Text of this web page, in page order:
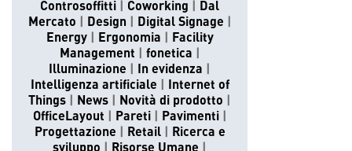
Controsoffitti
Coworking
Dal
Mercato
Design
Digital Signage
Energy
Ergonomia
Facility
Management
fonetica
Illuminazione
In evidenza
Intelligenza artificiale
Internet of
Things
News
Novità di prodotto
OfficeLayout
Pareti
Pavimenti
Progettazione
Retail
Ricerca e